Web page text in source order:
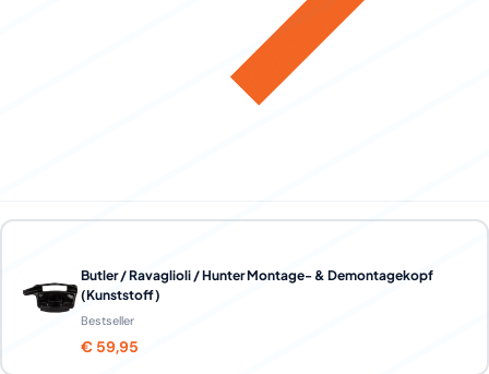
Butler / Ravaglioli / Hunter Montage- & Demontagekopf
(Kunststoff)
Bestseller
€ 59,95